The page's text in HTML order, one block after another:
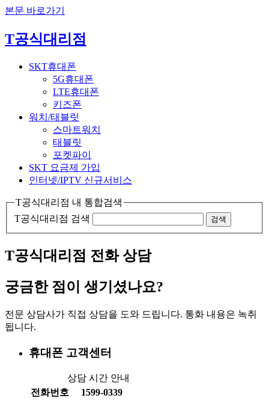
본문 바로가기
T공식대리점
SKT휴대폰
5G휴대폰
LTE휴대폰
키즈폰
워치/태블릿
스마트워치
태블릿
포켓파이
SKT 요금제 가입
인터넷/IPTV 신규서비스
T공식대리점 내 통합검색
T공식대리점 검색
검색
T공식대리점 전화 상담
궁금한 점이 생기셨나요?
전문 상담사가 직접 상담을 도와 드립니다. 통화 내용은 녹취
됩니다.
휴대폰 고객센터
상담 시간 안내
전화번호
1599-0339